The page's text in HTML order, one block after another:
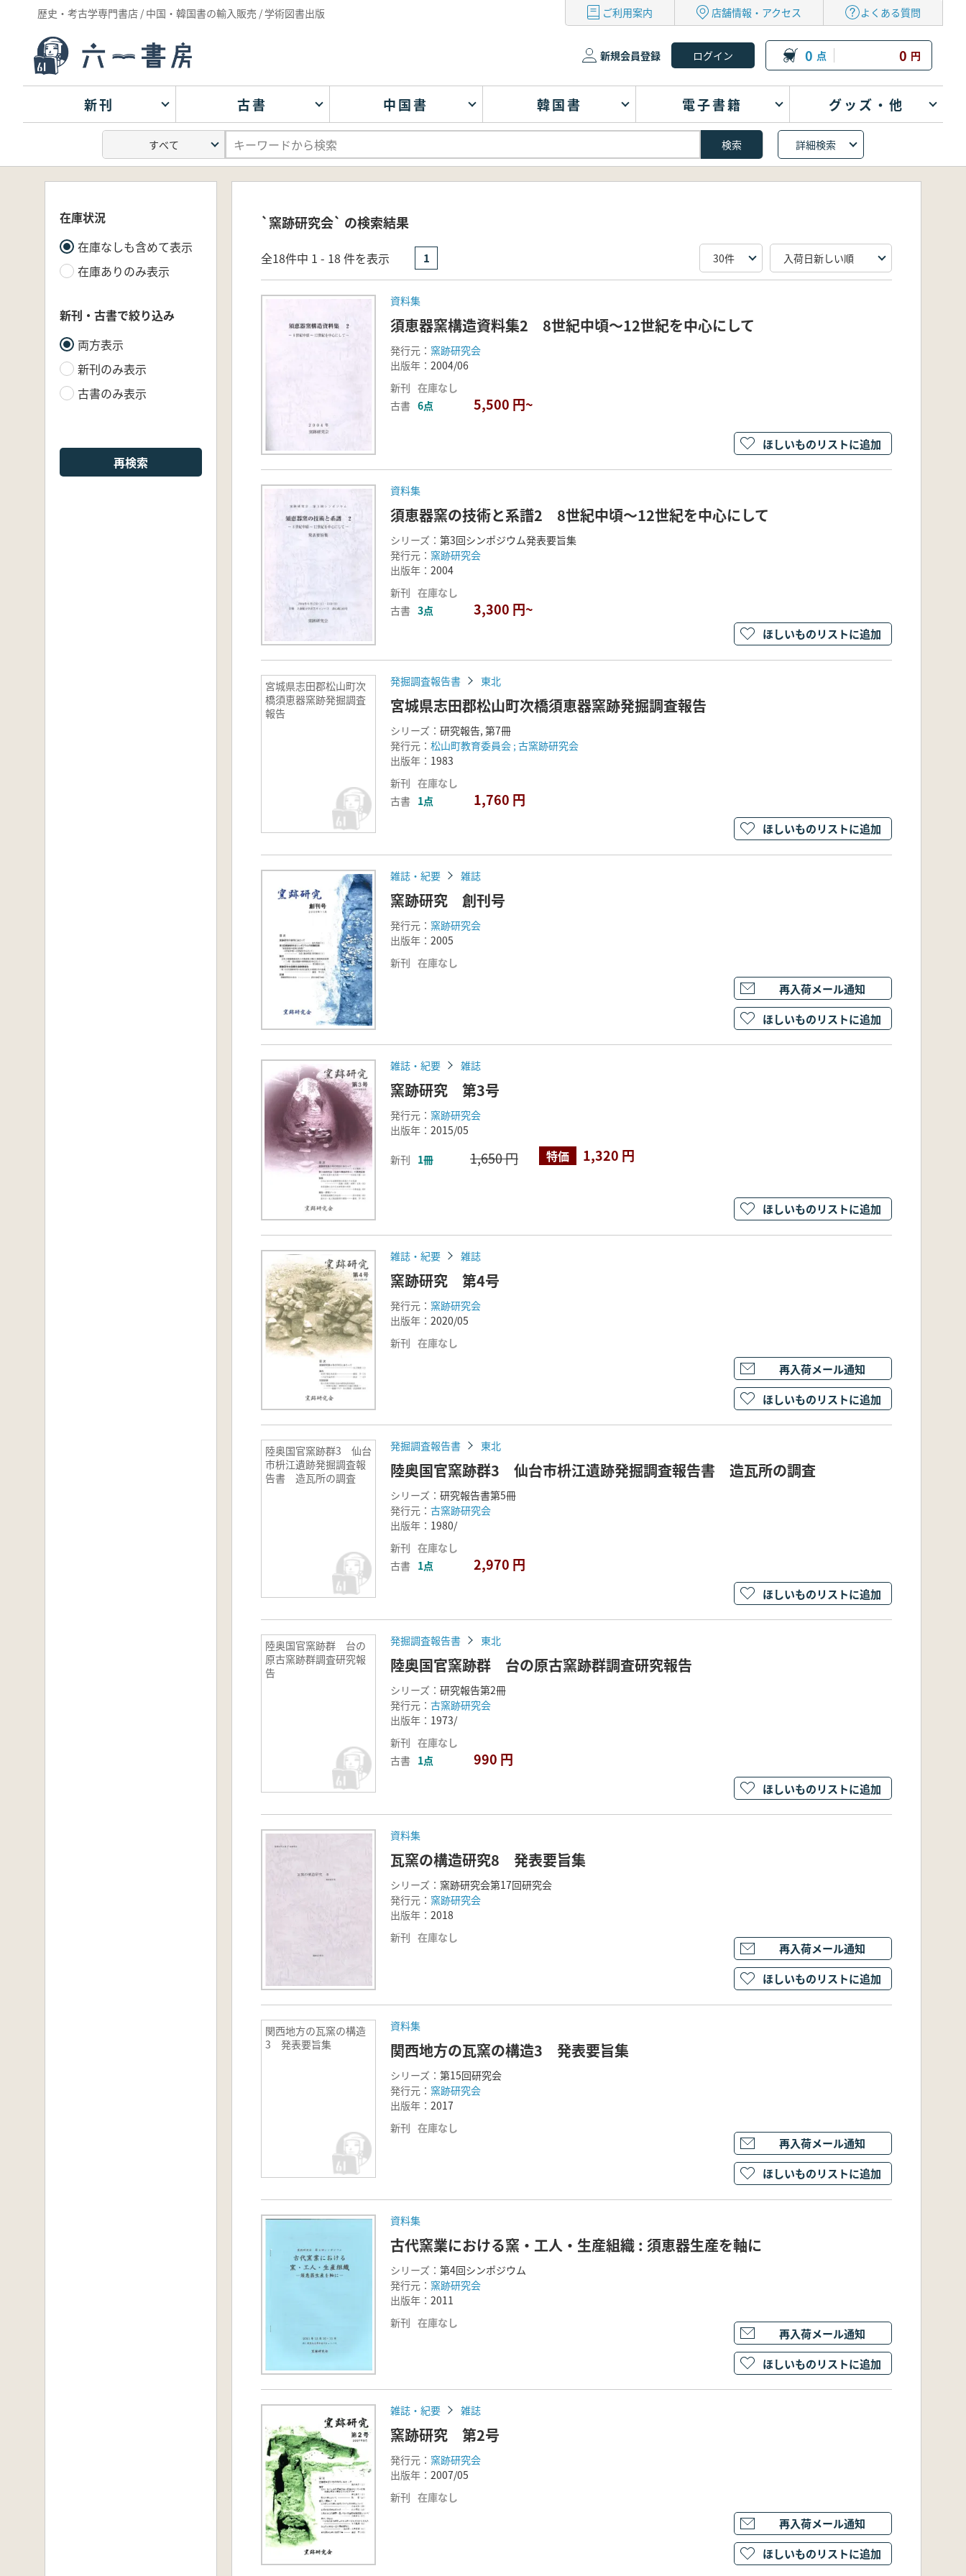
歴史・考古学専門書店 / 中国・韓国書の輸入販売 / 学術図書出版 ご利用案内 店舗情報・アクセス よくある質問
新規会員登録 0 点 0 円
新刊 古書 中国書 韓国書 電子書籍 グッズ・他
詳細検索
在庫状況
在庫なしも含めて表示
在庫ありのみ表示
新刊・古書で絞り込み
両方表示
新刊のみ表示
古書のみ表示
再検索
`窯跡研究会` の検索結果
全18件中 1 - 18 件を表示 1
資料集
須恵器窯構造資料集2 8世紀中頃～12世紀を中心にして
発行元： 窯跡研究会
出版年： 2004/06
新刊 在庫なし
古書 6点 5,500 円~
ほしいものリストに追加
資料集
須恵器窯の技術と系譜2 8世紀中頃～12世紀を中心にして
シリーズ： 第3回シンポジウム発表要旨集
発行元： 窯跡研究会
出版年： 2004
新刊 在庫なし
古書 3点 3,300 円~
ほしいものリストに追加
宮城県志田郡松山町次
橋須恵器窯跡発掘調査
報告
発掘調査報告書 東北
宮城県志田郡松山町次橋須恵器窯跡発掘調査報告
シリーズ： 研究報告, 第7冊
発行元： 松山町教育委員会 ; 古窯跡研究会
出版年： 1983
新刊 在庫なし
古書 1点 1,760 円
ほしいものリストに追加
雑誌・紀要 雑誌
窯跡研究 創刊号
発行元： 窯跡研究会
出版年： 2005
新刊 在庫なし
再入荷メール通知
ほしいものリストに追加
雑誌・紀要 雑誌
窯跡研究 第3号
発行元： 窯跡研究会
出版年： 2015/05
新刊 1冊 1,650 円 特価 1,320 円
ほしいものリストに追加
雑誌・紀要 雑誌
窯跡研究 第4号
発行元： 窯跡研究会
出版年： 2020/05
新刊 在庫なし
再入荷メール通知
ほしいものリストに追加
陸奥国官窯跡群3 仙台
市枡江遺跡発掘調査報
告書 造瓦所の調査
発掘調査報告書 東北
陸奥国官窯跡群3 仙台市枡江遺跡発掘調査報告書 造瓦所の調査
シリーズ： 研究報告書第5冊
発行元： 古窯跡研究会
出版年： 1980/
新刊 在庫なし
古書 1点 2,970 円
ほしいものリストに追加
陸奥国官窯跡群 台の
原古窯跡群調査研究報
告
発掘調査報告書 東北
陸奥国官窯跡群 台の原古窯跡群調査研究報告
シリーズ： 研究報告第2冊
発行元： 古窯跡研究会
出版年： 1973/
新刊 在庫なし
古書 1点 990 円
ほしいものリストに追加
資料集
瓦窯の構造研究8 発表要旨集
シリーズ： 窯跡研究会第17回研究会
発行元： 窯跡研究会
出版年： 2018
新刊 在庫なし
再入荷メール通知
ほしいものリストに追加
関西地方の瓦窯の構造
3 発表要旨集
資料集
関西地方の瓦窯の構造3 発表要旨集
シリーズ： 第15回研究会
発行元： 窯跡研究会
出版年： 2017
新刊 在庫なし
再入荷メール通知
ほしいものリストに追加
資料集
古代窯業における窯・工人・生産組織 : 須恵器生産を軸に
シリーズ： 第4回シンポジウム
発行元： 窯跡研究会
出版年： 2011
新刊 在庫なし
再入荷メール通知
ほしいものリストに追加
雑誌・紀要 雑誌
窯跡研究 第2号
発行元： 窯跡研究会
出版年： 2007/05
新刊 在庫なし
再入荷メール通知
ほしいものリストに追加